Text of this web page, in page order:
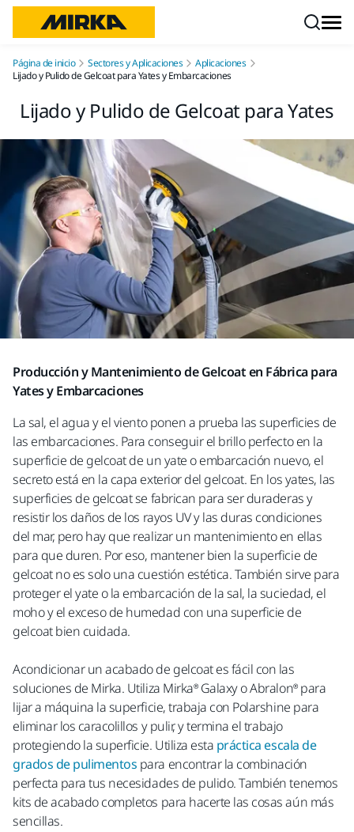
Página de inicio Sectores y Aplicaciones
Aplicaciones
Lijado y Pulido de Gelcoat para Yates y Embarcaciones
Lijado y Pulido de Gelcoat para Yates
Producción y Mantenimiento de Gelcoat en Fábrica para
Yates y Embarcaciones
La sal, el agua y el viento ponen a prueba las superficies de
las embarcaciones. Para conseguir el brillo perfecto en la
superficie de gelcoat de un yate o embarcación nuevo, el
secreto está en la capa exterior del gelcoat. En los yates, las
superficies de gelcoat se fabrican para ser duraderas y
resistir los daños de los rayos UV y las duras condiciones
del mar, pero hay que realizar un mantenimiento en ellas
para que duren. Por eso, mantener bien la superficie de
gelcoat no es solo una cuestión estética. También sirve para
proteger el yate o la embarcación de la sal, la suciedad, el
moho y el exceso de humedad con una superficie de
gelcoat bien cuidada.
Acondicionar un acabado de gelcoat es fácil con las
soluciones de Mirka. Utiliza Mirka® Galaxy o Abralon® para
lijar a máquina la superficie, trabaja con Polarshine para
eliminar los caracolillos y pulir, y termina el trabajo
protegiendo la superficie. Utiliza esta práctica escala de
grados de pulimentos para encontrar la combinación
perfecta para tus necesidades de pulido. También tenemos
kits de acabado completos para hacerte las cosas aún más
sencillas.